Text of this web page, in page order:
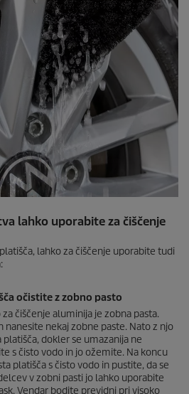
lahko uporabite za čiščenje
lahko za čiščenje uporabite tudi
očistite z zobno pasto
čiščenje aluminija je zobna pasta.
nanesite nekaj zobne paste. Nato z njo
dokler se umazanija ne
s čisto vodo in jo ožemite. Na koncu
platišča s čisto vodo in pustite, da se
v zobni pasti jo lahko uporabite
Vendar bodite previdni pri visoko